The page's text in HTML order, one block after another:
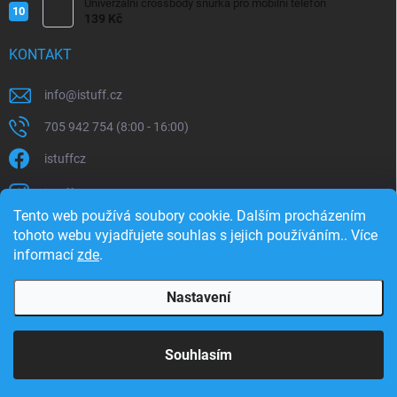
Tento web používá soubory cookie. Dalším procházením
tohoto webu vyjadřujete souhlas s jejich používáním.. Více
informací zde.
Nastavení
Souhlasím
Univerzální crossbody šňůrka pro mobilní telefon
139 Kč
KONTAKT
info@istuff.cz
705 942 754 (8:00 - 16:00)
istuffcz
istuffcz
istuffcz
@istuff.cz
iSTUFF . Všechna práva vyhrazena.